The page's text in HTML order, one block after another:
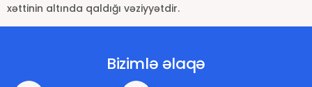
xəttinin altında qaldığı vəziyyətdir.
Bizimlə əlaqə